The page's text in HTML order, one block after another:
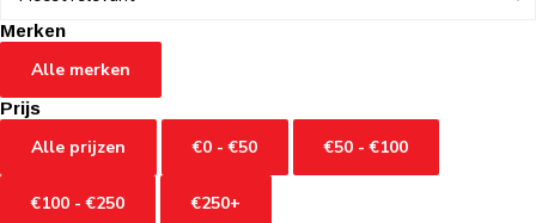
Merken
Alle merken
Prijs
Alle prijzen €0 - €50 €50 - €100
€100 - €250 €250+